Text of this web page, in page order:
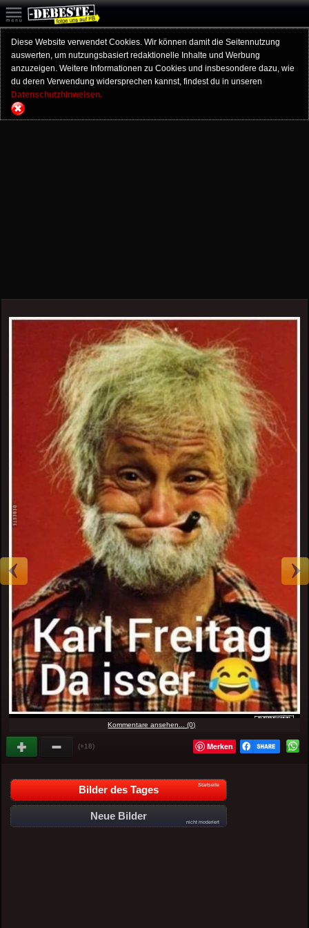
Diese Website verwendet Cookies. Wir können damit die Seitennutzung
auswerten, um nutzungsbasiert redaktionelle Inhalte und Werbung
anzuzeigen. Weitere Informationen zu Cookies und insbesondere dazu, wie
du deren Verwendung widersprechen kannst, findest du in unseren
Datenschutzhinweisen.
Kommentare ansehen... (0)
(+18) Merken
Bilder des Tages Startseite
Neue Bilder
nicht moderiert